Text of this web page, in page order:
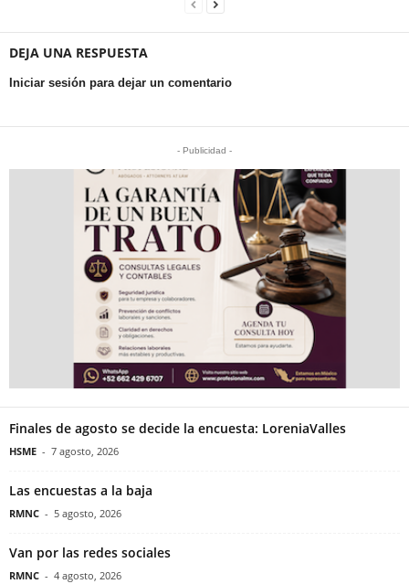
DEJA UNA RESPUESTA
Iniciar sesión para dejar un comentario
- Publicidad -
Finales de agosto se decide la encuesta: LoreniaValles
HSME - 7 agosto, 2026
Las encuestas a la baja
RMNC - 5 agosto, 2026
Van por las redes sociales
RMNC - 4 agosto, 2026